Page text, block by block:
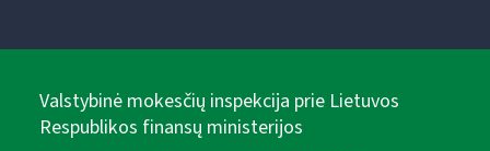
Valstybinė mokesčių inspekcija prie Lietuvos
Respublikos finansų ministerijos